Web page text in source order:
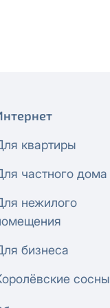
квартиры
частного дома
нежилого
бизнеса
сосны